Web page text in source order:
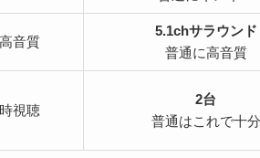
音質
5.1chサラウンド
普通に高音質
視聴
2台
普通はこれで十分